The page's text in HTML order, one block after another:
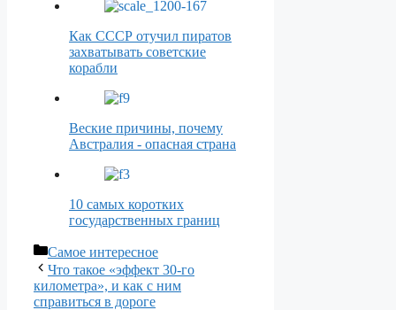
Как СССР отучил пиратов
захватывать советские
корабли
Веские причины, почему
Австралия - опасная страна
10 самых коротких
государственных границ
Рубрики
Самое интересное
Что такое «эффект 30-го
километра», и как с ним
справиться в дороге